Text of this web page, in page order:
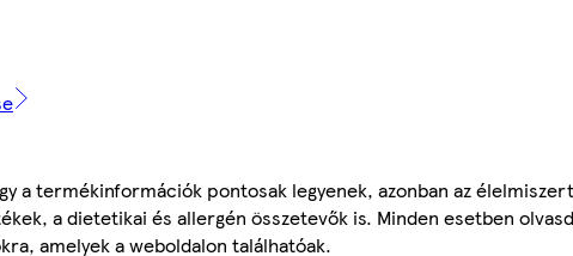
a termékinformációk pontosak legyenek, azonban az
a dietetikai és allergén összetevők is. Minden esetben
amelyek a weboldalon találhatóak.